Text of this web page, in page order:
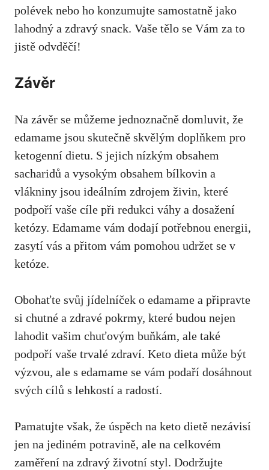
polévek nebo ho konzumujte samostatně jako
lahodný a zdravý snack. Vaše tělo‌ se Vám za to
jistě odvděčí!
Závěr
Na závěr se můžeme jednoznačně domluvit, že
edamame jsou‌ skutečně⁤ skvělým doplňkem pro
ketogenní dietu. S jejich nízkým obsahem
sacharidů a vysokým obsahem bílkovin a
vlákniny jsou​ ideálním zdrojem živin, které
podpoří vaše‌ cíle při redukci váhy a dosažení
ketózy. Edamame vám dodají potřebnou energii,
zasytí vás a přitom vám pomohou udržet se v
ketóze.
Obohaťte svůj jídelníček o edamame a připravte
‍si chutné a zdravé pokrmy, které budou nejen
lahodit vašim chuťovým⁢ buňkám, ⁢ale také
podpoří vaše trvalé⁢ zdraví. Keto dieta může být
výzvou, ale s edamame se vám podaří dosáhnout
svých cílů s ‍lehkostí a radostí.
Pamatujte však, že úspěch na keto dietě nezávisí
jen na jediném potravině, ale na celkovém
zaměření na zdravý ⁤životní styl. Dodržujte